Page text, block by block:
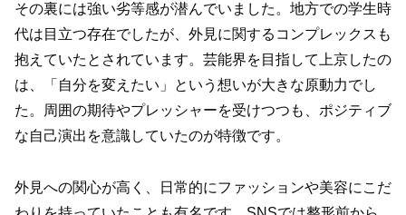
その裏には強い劣等感が潜んでいました。地方での学生時
代は目立つ存在でしたが、外見に関するコンプレックスも
抱えていたとされています。芸能界を目指して上京したの
は、「自分を変えたい」という想いが大きな原動力でし
た。周囲の期待やプレッシャーを受けつつも、ポジティブ
な自己演出を意識していたのが特徴です。
外見への関心が高く、日常的にファッションや美容にこだ